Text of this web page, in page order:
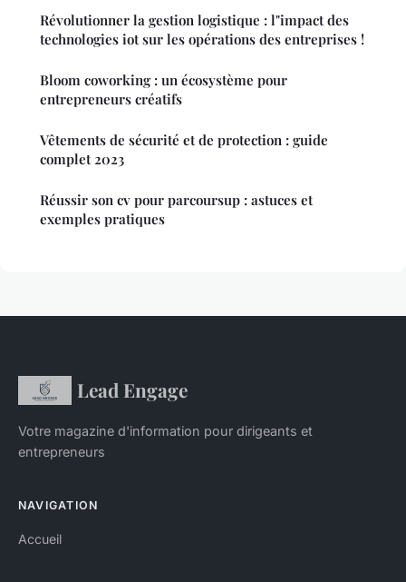
Révolutionner la gestion logistique : l"impact des
technologies iot sur les opérations des entreprises !
Bloom coworking : un écosystème pour
entrepreneurs créatifs
Vêtements de sécurité et de protection : guide
complet 2023
Réussir son cv pour parcoursup : astuces et
exemples pratiques
Lead Engage
Votre magazine d'information pour dirigeants et
entrepreneurs
NAVIGATION
Accueil